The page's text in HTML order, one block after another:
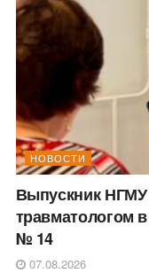
НОВОСТИ
Выпускник НГМУ
травматологом
№ 14
07.08.2026